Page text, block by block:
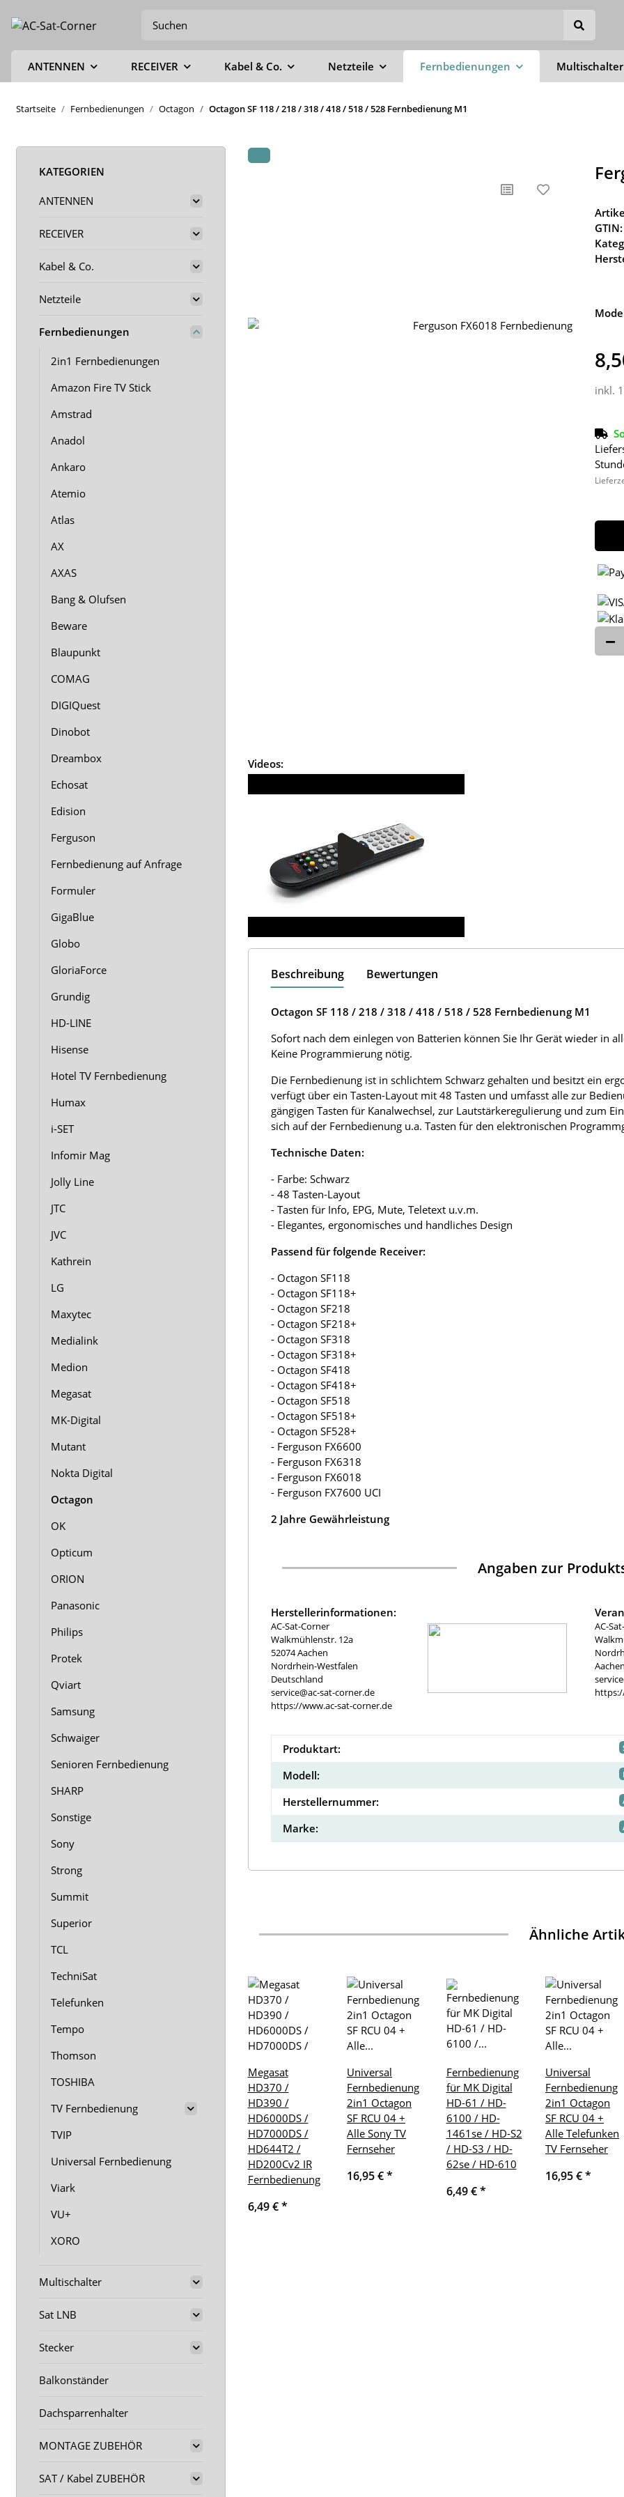
ANTENNEN RECEIVER Kabel & Co. Netzteile Fernbedienungen Multischalter
Startseite Fernbedienungen Octagon Octagon SF 118 / 218 / 318 / 418 / 518 / 528 Fernbedienung M1
GTIN:
inkl.
Videos:
Beschreibung Bewertungen
Octagon SF 118 / 218 / 318 / 418 / 518 / 528 Fernbedienung M1
Sofort nach dem einlegen von Batterien können Sie Ihr Gerät wieder in
Keine Programmierung nötig.
Die Fernbedienung ist in schlichtem Schwarz gehalten und besitzt ein
verfügt über ein Tasten-Layout mit 48 Tasten und umfasst alle zur
gängigen Tasten für Kanalwechsel, zur Lautstärkeregulierung und zum
sich auf der Fernbedienung u.a. Tasten für den elektronischen
Technische Daten:
- Farbe: Schwarz
- 48 Tasten-Layout
- Tasten für Info, EPG, Mute, Teletext u.v.m.
- Elegantes, ergonomisches und handliches Design
Passend für folgende Receiver:
- Octagon SF118
- Octagon SF118+
- Octagon SF218
- Octagon SF218+
- Octagon SF318
- Octagon SF318+
- Octagon SF418
- Octagon SF418+
- Octagon SF518
- Octagon SF518+
- Octagon SF528+
- Ferguson FX6600
- Ferguson FX6318
- Ferguson FX6018
- Ferguson FX7600 UCI
2 Jahre Gewährleistung
Angaben zur
Herstellerinformationen:
AC-Sat-Corner
Walkmühlenstr. 12a
52074 Aachen
Nordrhein-Westfalen
Deutschland
service@ac-sat-corner.de
https://www.ac-sat-corner.de
AC-
Produktart:
Modell:
Herstellernummer:
Marke:
Ähnliche
Megasat
HD370 /
HD390 /
HD6000DS /
HD7000DS /
HD644T2 /
HD200Cv2 IR
Fernbedienung
6,49 €*
Universal
Fernbedienung
2in1 Octagon
SF RCU 04 +
Alle Sony TV
Fernseher
16,95 €*
Fernbedienung
für MK Digital
HD-61 / HD-
6100 / HD-
1461se / HD-S2
/ HD-S3 / HD-
62se / HD-610
6,49 €*
Universal
Fernbedienung
2in1 Octagon
SF RCU 04 +
Alle Telefunken
TV Fernseher
16,95 €*
KATEGORIEN
ANTENNEN
RECEIVER
Kabel & Co.
Netzteile
Fernbedienungen
2in1 Fernbedienungen
Amazon Fire TV Stick
Amstrad
Anadol
Ankaro
Atemio
Atlas
AX
AXAS
Bang & Olufsen
Beware
Blaupunkt
COMAG
DIGIQuest
Dinobot
Dreambox
Echosat
Edision
Ferguson
Fernbedienung auf Anfrage
Formuler
GigaBlue
Globo
GloriaForce
Grundig
HD-LINE
Hisense
Hotel TV Fernbedienung
Humax
i-SET
Infomir Mag
Jolly Line
JTC
JVC
Kathrein
LG
Maxytec
Medialink
Medion
Megasat
MK-Digital
Mutant
Nokta Digital
Octagon
OK
Opticum
ORION
Panasonic
Philips
Protek
Qviart
Samsung
Schwaiger
Senioren Fernbedienung
SHARP
Sonstige
Sony
Strong
Summit
Superior
TCL
TechniSat
Telefunken
Tempo
Thomson
TOSHIBA
TV Fernbedienung
TVIP
Universal Fernbedienung
Viark
VU+
XORO
Multischalter
Sat LNB
Stecker
Balkonständer
Dachsparrenhalter
MONTAGE ZUBEHÖR
SAT / Kabel ZUBEHÖR